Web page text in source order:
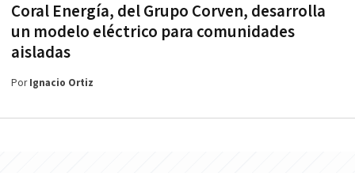
Coral Energía, del Grupo Corven, desarrolla
un modelo eléctrico para comunidades
aisladas
PorIgnacio Ortiz